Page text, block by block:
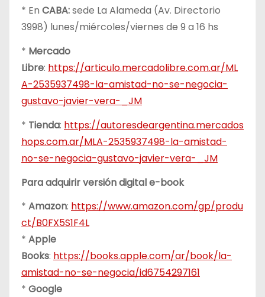
* En CABA:sede La Alameda (Av. Directorio
3998) lunes/miércoles/viernes de 9 a 16 hs
* Mercado
Libre: https://articulo.mercadolibre.com.ar/ML
A-2535937498-la-amistad-no-se-negocia-
gustavo-javier-vera-_JM
* Tienda: https://autoresdeargentina.mercados
hops.com.ar/MLA-2535937498-la-amistad-
no-se-negocia-gustavo-javier-vera-_JM
Para adquirir versión digital e-book
* Amazon: https://www.amazon.com/gp/produ
ct/B0FX5S1F4L
* Apple
Books: https://books.apple.com/ar/book/la-
amistad-no-se-negocia/id6754297161
* Google